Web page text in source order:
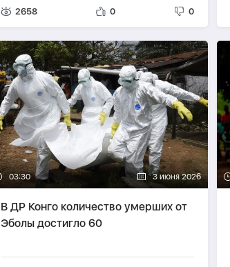
2658 0 0
03:30 3 июня 2026
В ДР Конго количество умерших от
Эболы достигло 60